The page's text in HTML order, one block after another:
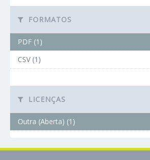
FORMATOS
PDF (1)
CSV (1)
LICENÇAS
Outra (Aberta) (1)